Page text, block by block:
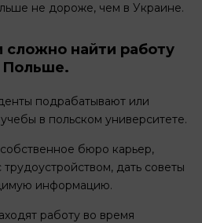
не дороже, чем в Украине.
найти работу
Польше.
подрабатывают или
в польском университете.
бюро карьер,
дать советы
информацию.
работу во время